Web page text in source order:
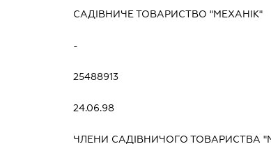
САДІВНИЧЕ ТОВАРИСТВО "МЕХАНІК"
-
25488913
24.06.98
ЧЛЕНИ САДІВНИЧОГО ТОВАРИСТВА